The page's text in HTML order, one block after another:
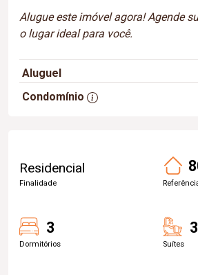
Alugue este imóvel agora! Agende
o lugar ideal para você.
Aluguel
Condomínio
Residencial
Finalidade
3
Dormitórios
3
Suítes